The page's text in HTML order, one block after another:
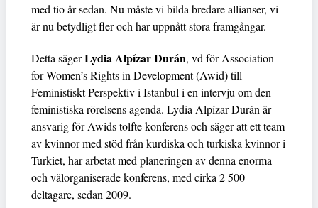
med tio år sedan. Nu måste vi bilda bredare allianser, vi
är nu betydligt fler och har uppnått stora framgångar.
Detta sägerLydia Alpízar Durán, vd för Association
for Women’s Rights in Development (Awid) till
Feministiskt Perspektiv i Istanbul i en intervju om den
feministiska rörelsens agenda. Lydia Alpízar Durán är
ansvarig för Awids tolfte konferens och säger att ett team
av kvinnor med stöd från kurdiska och turkiska kvinnor i
Turkiet, har arbetat med planeringen av denna enorma
och välorganiserade konferens, med cirka 2 500
deltagare, sedan 2009.